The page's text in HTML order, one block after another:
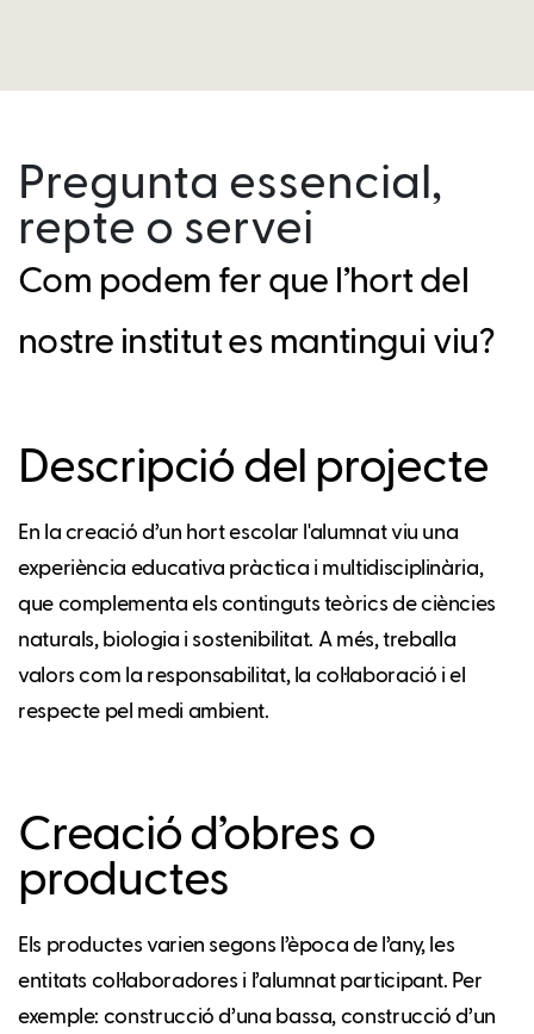
Pregunta essencial,
repte o servei
Com podem fer que l’hort del
nostre institut es mantingui viu?
Descripció del projecte
En la creació d’un hort escolar l'alumnat viu una
experiència educativa pràctica i multidisciplinària,
que complementa els continguts teòrics de ciències
naturals, biologia i sostenibilitat. A més, treballa
valors com la responsabilitat, la col·laboració i el
respecte pel medi ambient.
Creació d’obres o
productes
Els productes varien segons l’època de l’any, les
entitats col·laboradores i l’alumnat participant. Per
exemple: construcció d’una bassa, construcció d’un